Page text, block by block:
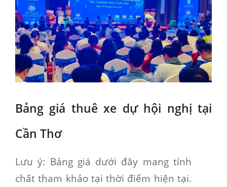
Bảng giá thuê xe dự hội nghị tại
Cần Thơ
Lưu ý: Bảng giá dưới đây mang tính
chất tham khảo tại thời điểm hiện tại.